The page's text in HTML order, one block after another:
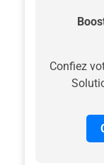
Confiez